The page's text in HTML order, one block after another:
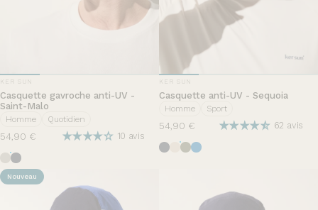
DISTRIBUTEUR:
KER SUN
Casquette gavroche anti-UV -
Saint-Malo
Homme Quotidien
54,90 € 10 avis
Brume
Bleu Océan
DISTRIBUTEUR:
KER SUN
Casquette anti-UV - Sequoia
Homme Sport
54,90 € 62 avis
Bleu Océan
Beige
Vert Sauvage
Riviera
Nouveau